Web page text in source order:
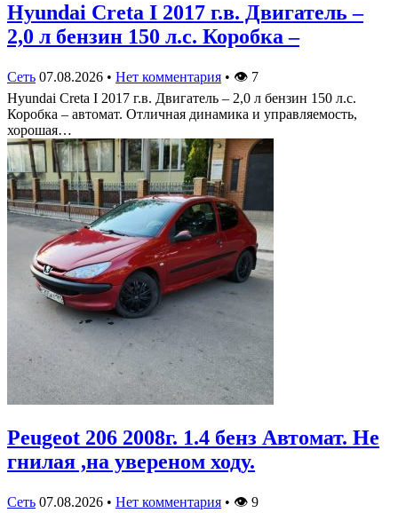
Hyundai Creta I 2017 г.в. Двигатель –
2,0 л бензин 150 л.с. Коробка –
Сеть 07.08.2026 • Нет комментария • 👁 7
Hyundai Creta I 2017 г.в. Двигатель – 2,0 л бензин 150 л.с.
Коробка – автомат. Отличная динамика и управляемость,
хорошая…
Peugeot 206 2008г. 1.4 бенз Автомат. Не
гнилая ,на увереном ходу.
Сеть 07.08.2026 • Нет комментария • 👁 9